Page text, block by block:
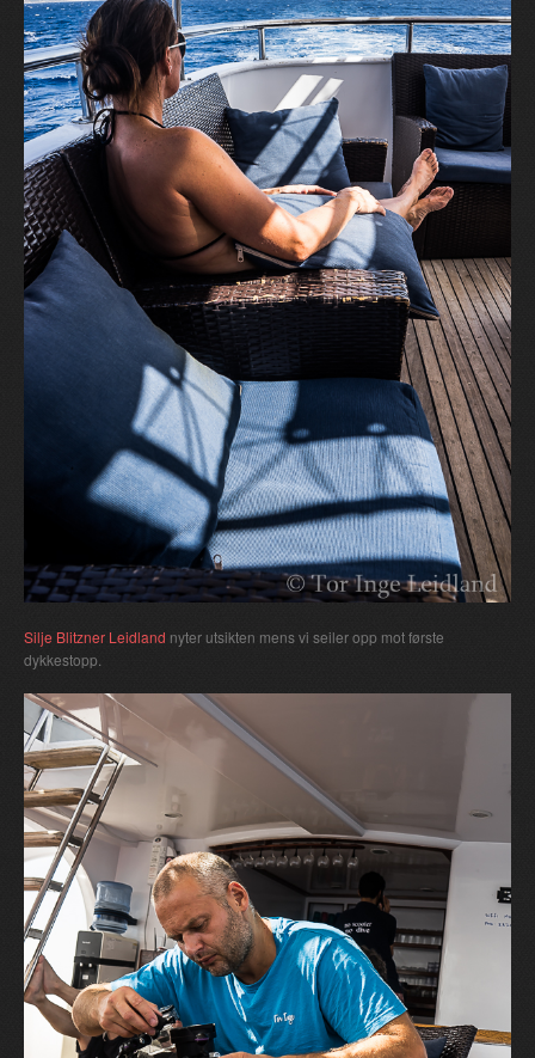
Silje Blitzner Leidland nyter utsikten mens vi seiler opp mot første
dykkestopp.